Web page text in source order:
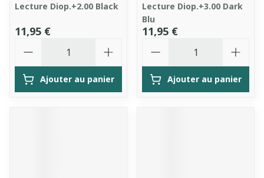
Lecture Diop.+2.00 Black
11,95 €
Ajouter au panier
Lecture Diop.+3.00 Dark
Blu
11,95 €
Ajouter au panier